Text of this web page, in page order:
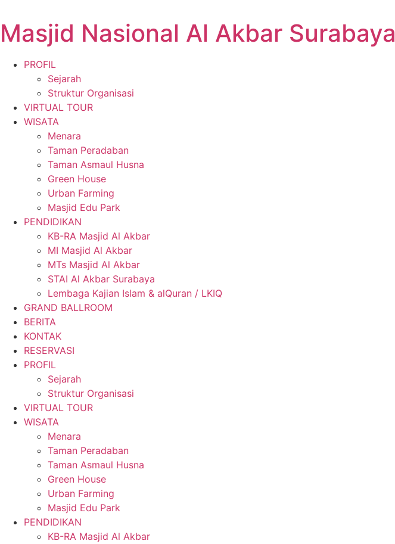
Masjid Nasional Al Akbar Surabaya
PROFIL
Sejarah
Struktur Organisasi
VIRTUAL TOUR
WISATA
Menara
Taman Peradaban
Taman Asmaul Husna
Green House
Urban Farming
Masjid Edu Park
PENDIDIKAN
KB-RA Masjid Al Akbar
MI Masjid Al Akbar
MTs Masjid Al Akbar
STAI Al Akbar Surabaya
Lembaga Kajian Islam & alQuran / LKIQ
GRAND BALLROOM
BERITA
KONTAK
RESERVASI
PROFIL
Sejarah
Struktur Organisasi
VIRTUAL TOUR
WISATA
Menara
Taman Peradaban
Taman Asmaul Husna
Green House
Urban Farming
Masjid Edu Park
PENDIDIKAN
KB-RA Masjid Al Akbar